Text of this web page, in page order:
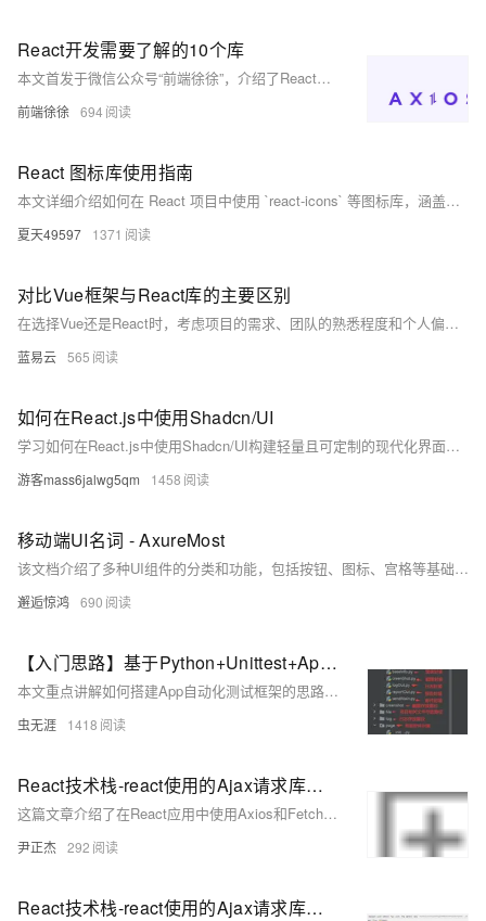
React开发需要了解的10个库
本文首发于微信公众号“前端徐徐”，介绍了React及其常用库。React是由Meta开发的JavaScript库，用于构建动态用户界面，广泛应用于Facebook、Instagram等知名网站。文章详细讲解了Axios、Formik、React Helmet、React-Redux、React Router DOM、Dotenv、ESLint、Storybook、Framer Motion和React Bootstrap等库的使用方法和应用场景，帮助开发者提升开发效率和代码质量。
前端徐徐 694
React 图标库使用指南
本文详细介绍如何在 React 项目中使用 `react-icons` 等图标库，涵盖环境搭建、基础使用、常见问题与易错点、高级用法等内容，并通过代码案例进行说明。适合初学者和进阶开发者参考。
夏天49597 1371
对比Vue框架与React库的主要区别
在选择Vue还是React时，考虑项目的需求、团队的熟悉程度和个人偏好至关重要。如果项目需要快速原型开发和较小的学习曲线，Vue可能是更好的选择。相反，如果项目需要更大的灵活性，或者项目团队已经有React的经验，那么React可能是更合适的选择。
蓝易云 565
如何在React.js中使用Shadcn/UI
学习如何在React.js中使用Shadcn/UI构建轻量且可定制的现代化界面。Shadcn/UI为React.js打造，提供核心组件和Tailwind CSS支持，帮助你创建独特的UI，避免大型框架的臃肿。本文介绍安装、配置及与Apipost集成的方法，适合希望提升React.js项目的开发者。通过定制主题和优化性能，你可以高效地开发出功能强大的应用。
游客mass6jalwg5qm 1458
移动端UI名词 - AxureMost
该文档介绍了多种UI组件的分类和功能，包括按钮、图标、宫格等基础组件，头像、徽标、轮播图等数据展示类组件，复选框、日期选择器、输入框等数据输入类组件，以及对话框、加载、消息通知等反馈类组件。此外，还涵盖了下拉菜单、导航栏、分页器等导航类组件。每个组件都有具体的应用场景和作用，帮助开发者快速构建界面。
邂逅惊鸿 690
【入门思路】基于Python+Unittest+Appium+Excel+BeautifulReport的App/移动端UI自动化测试框架搭建思路
本文重点讲解如何搭建App自动化测试框架的思路，而非完整源码。主要内容包括实现目的、框架设计、环境依赖和框架的主要组成部分。适用于初学者，旨在帮助其快速掌握App自动化测试的基本技能。文中详细介绍了从需求分析到技术栈选择，再到具体模块的封装与实现，包括登录、截图、日志、测试报告和邮件服务等。同时提供了运行效果的展示，便于理解和实践。
虫无涯 1418
React技术栈-react使用的Ajax请求库实战案例
这篇文章介绍了在React应用中使用Axios和Fetch库进行Ajax请求的实战案例，展示了如何通过这些库发送GET和POST请求，并处理响应和错误。
尹正杰 292
React技术栈-react使用的Ajax请求库用户搜索案例